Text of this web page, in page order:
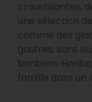
croustillantes,
une sélection
comme des
gaufres, sans
bonbons
famille dans un